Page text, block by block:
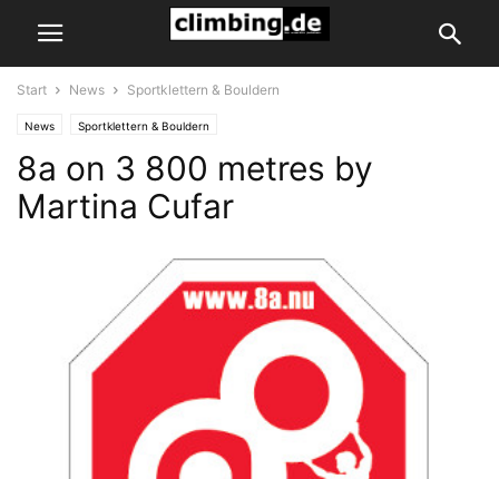
Start News Sportklettern & Bouldern
News Sportklettern & Bouldern
8a on 3 800 metres by
Martina Cufar